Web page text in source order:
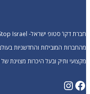
מקצועי ותיק ובעל היכרות מצוינת
Facebook
Instagram